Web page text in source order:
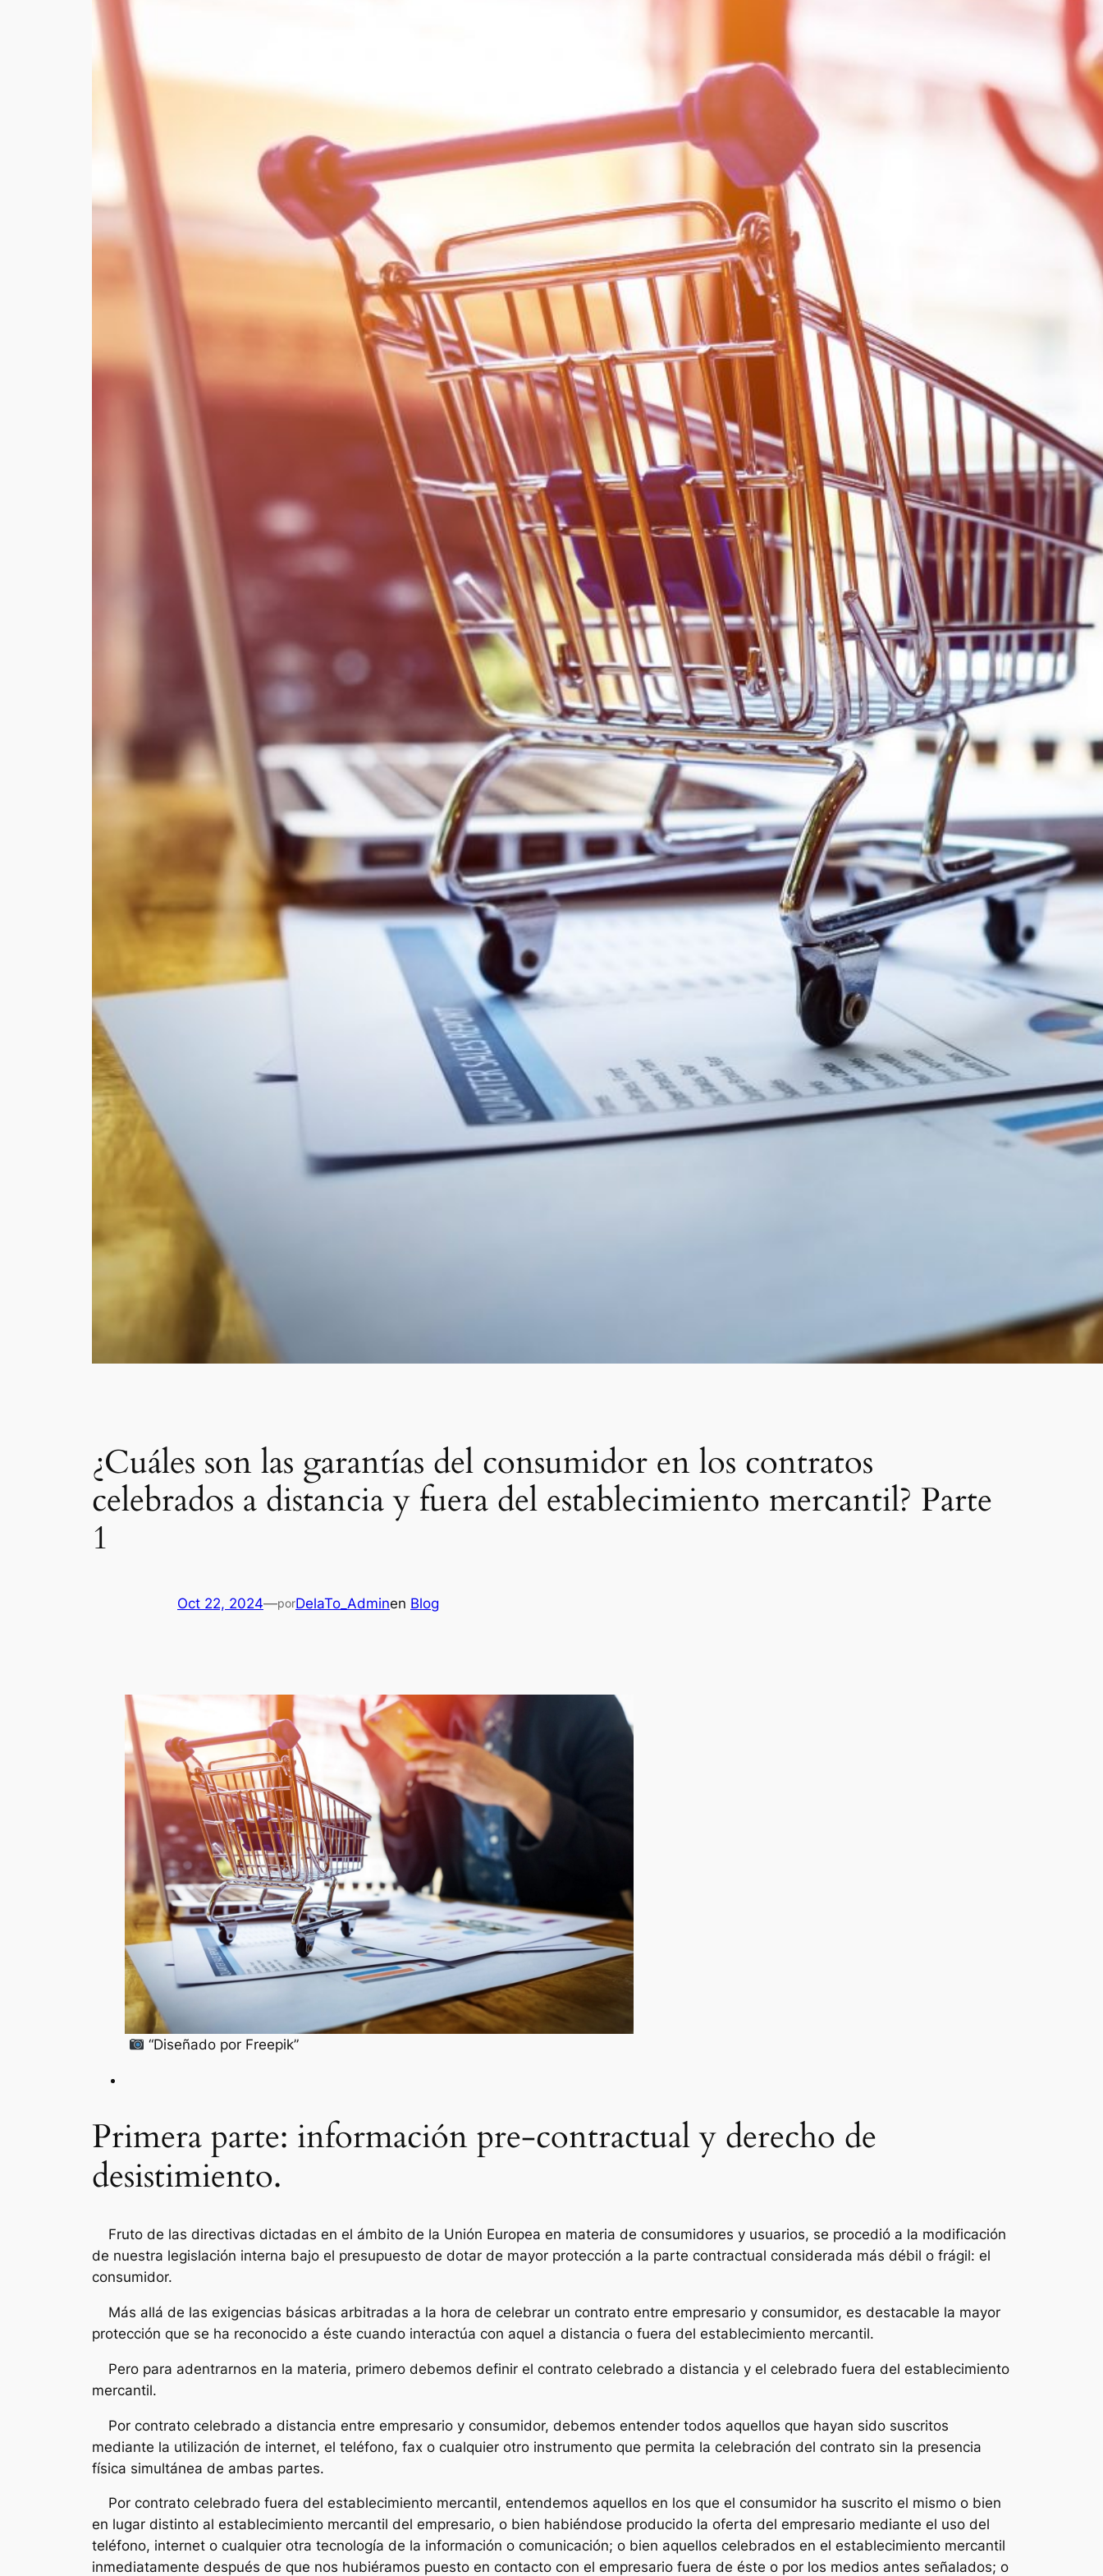
¿Cuáles son las garantías del consumidor en los contratos
celebrados a distancia y fuera del establecimiento mercantil? Parte
1
Oct 22, 2024—porDelaTo_Adminen Blog
“Diseñado por Freepik”
Primera parte: información pre-contractual y derecho de
desistimiento.
Fruto de las directivas dictadas en el ámbito de la Unión Europea en materia de consumidores y usuarios, se procedió a la modificación
de nuestra legislación interna bajo el presupuesto de dotar de mayor protección a la parte contractual considerada más débil o frágil: el
consumidor.
Más allá de las exigencias básicas arbitradas a la hora de celebrar un contrato entre empresario y consumidor, es destacable la mayor
protección que se ha reconocido a éste cuando interactúa con aquel a distancia o fuera del establecimiento mercantil.
Pero para adentrarnos en la materia, primero debemos definir el contrato celebrado a distancia y el celebrado fuera del establecimiento
mercantil.
Por contrato celebrado a distancia entre empresario y consumidor, debemos entender todos aquellos que hayan sido suscritos
mediante la utilización de internet, el teléfono, fax o cualquier otro instrumento que permita la celebración del contrato sin la presencia
física simultánea de ambas partes.
Por contrato celebrado fuera del establecimiento mercantil, entendemos aquellos en los que el consumidor ha suscrito el mismo o bien
en lugar distinto al establecimiento mercantil del empresario, o bien habiéndose producido la oferta del empresario mediante el uso del
teléfono, internet o cualquier otra tecnología de la información o comunicación; o bien aquellos celebrados en el establecimiento mercantil
inmediatamente después de que nos hubiéramos puesto en contacto con el empresario fuera de éste o por los medios antes señalados; o